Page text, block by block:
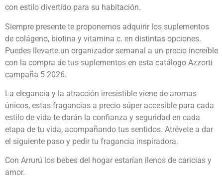
con estilo divertido para su habitación.
Siempre presente te proponemos adquirir los suplementos
de colágeno, biotina y vitamina c. en distintas opciones.
Puedes llevarte un organizador semanal a un precio increíble
con la compra de tus suplementos en esta catálogo Azzorti
campaña 5 2026.
La elegancia y la atracción irresistible viene de aromas
únicos, estas fragancias a precio súper accesible para cada
estilo de vida te darán la confianza y seguridad en cada
etapa de tu vida, acompañando tus sentidos. Atrévete a dar
el siguiente paso y pedir tu fragancia inspiradora.
Con Arrurú los bebes del hogar estarían llenos de caricias y
amor.